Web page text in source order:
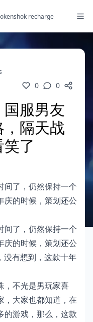
hok recharge
0 0
服男友
隔天战
了
间了，仍然保持一个
庆的时候，策划还公
间了，仍然保持一个
庆的时候，策划还公
没有想到，这款十年
，不光是男玩家喜
，大家也都知道，在
的游戏，那么，这款